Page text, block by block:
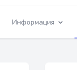
Информация